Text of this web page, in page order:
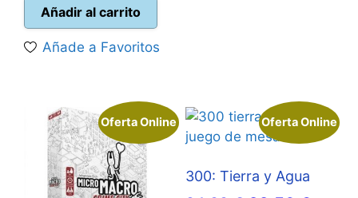
era:
actual
Añadir al carrito
Añade a Favoritos
Oferta Online Oferta Online
300: Tierra y Agua